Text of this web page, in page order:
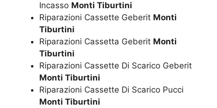
Incasso Monti Tiburtini
Riparazioni Cassette Geberit Monti
Tiburtini
Riparazioni Cassetta Geberit Monti
Tiburtini
Riparazioni Cassette Di Scarico Geberit
Monti Tiburtini
Riparazioni Cassette Di Scarico Pucci
Monti Tiburtini